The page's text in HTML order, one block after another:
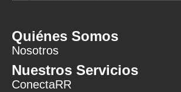
Quiénes Somos
Nosotros
Nuestros Servicios
ConectaRR